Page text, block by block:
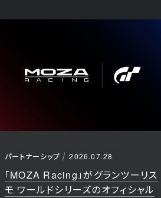
パートナーシップ 2026.07.28
「MOZA Racing」がグランツーリス
モ ワールドシリーズのオフィシャル